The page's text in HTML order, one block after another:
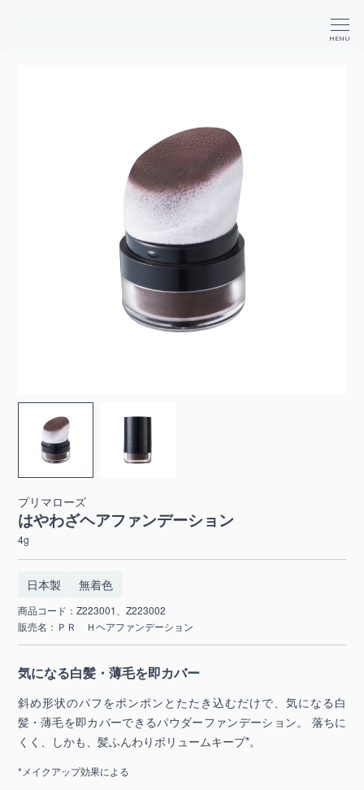
MENU
プリマローズ
はやわざヘアファンデーション
4g
日本製 無着色
商品コード：Z223001、Z223002
販売名：ＰＲ Ｈヘアファンデーション
気になる白髪・薄毛を即カバー
斜め形状のパフをポンポンとたたき込むだけで、気になる白
髪・薄毛を即カバーできるパウダーファンデーション。 落ちに
くく、しかも、髪ふんわりボリュームキープ*。
*メイクアップ効果による